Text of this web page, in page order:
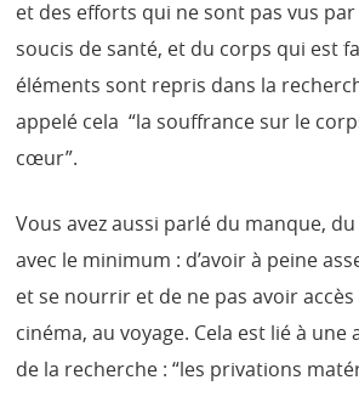
et des efforts qui ne sont pas vus
soucis de santé, et du corps qui est
éléments sont repris dans la
appelé cela “la souffrance sur le
cœur”.
Vous avez aussi parlé du manque,
avec le minimum : d’avoir à peine
et se nourrir et de ne pas avoir
cinéma, au voyage. Cela est lié à
de la recherche : “les privations